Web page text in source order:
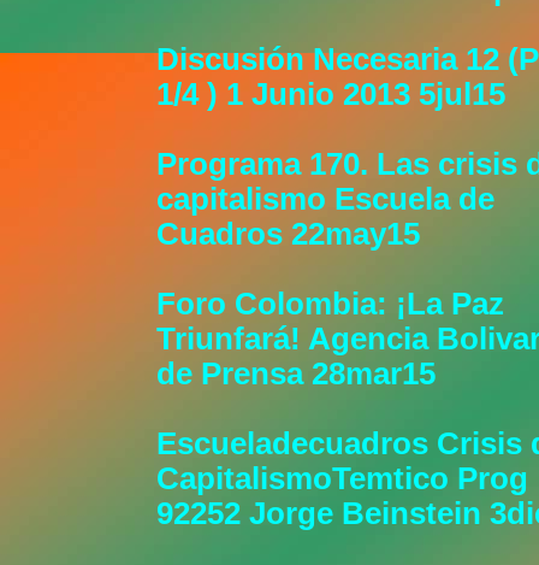
Discusión Necesaria 12
1/4 ) 1 Junio 2013 5jul15
Programa 170. Las crisis
capitalismo Escuela de
Cuadros 22may15
Foro Colombia: ¡La Paz
Triunfará! Agencia
de Prensa 28mar15
Escueladecuadros Crisis
CapitalismoTemtico Prog
92252 Jorge Beinstein